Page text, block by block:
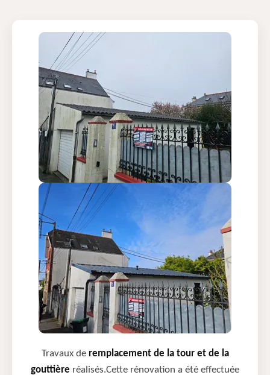
Travaux de remplacement de la tour et de la
gouttière réalisés.Cette rénovation a été effectuée